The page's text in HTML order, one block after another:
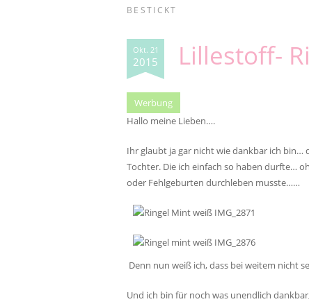
BESTICKT
Okt. 21
2015 Lillestoff-
Werbung
Hallo meine Lieben….
Ihr glaubt ja gar nicht wie dankbar ich bin…
Tochter. Die ich einfach so haben durfte…
oder Fehlgeburten durchleben musste……
Denn nun weiß ich, dass bei weitem nicht
Und ich bin für noch was unendlich